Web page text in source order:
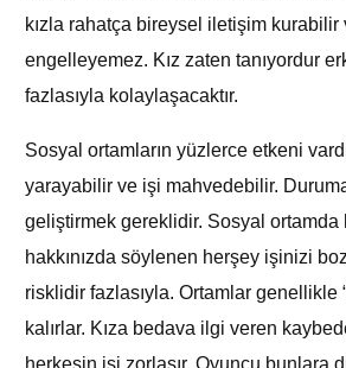
kızla rahatça bireysel iletişim kurabilir
engelleyemez. Kız zaten tanıyordur
fazlasıyla kolaylaşacaktır.
Sosyal ortamların yüzlerce etkeni
yarayabilir ve işi mahvedebilir.
geliştirmek gereklidir. Sosyal ortamda
hakkınızda söylenen herşey işinizi
risklidir fazlasıyla. Ortamlar genellikle
kalırlar. Kıza bedava ilgi veren
herkesin işi zorlaşır. Oyuncu bunlara